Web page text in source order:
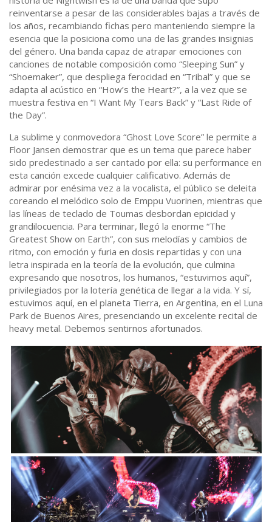
reinventarse a pesar de las considerables bajas a través de
los años, recambiando fichas pero manteniendo siempre la
esencia que la posiciona como una de las grandes insignias
del género. Una banda capaz de atrapar emociones con
canciones de notable composición como “Sleeping Sun” y
“Shoemaker”, que despliega ferocidad en “Tribal” y que se
adapta al acústico en “How’s the Heart?”, a la vez que se
muestra festiva en “I Want My Tears Back” y “Last Ride of
the Day”.
La sublime y conmovedora “Ghost Love Score” le permite a
Floor Jansen demostrar que es un tema que parece haber
sido predestinado a ser cantado por ella: su performance en
esta canción excede cualquier calificativo. Además de
admirar por enésima vez a la vocalista, el público se deleita
coreando el melódico solo de Emppu Vuorinen, mientras que
las líneas de teclado de Toumas desbordan epicidad y
grandilocuencia. Para terminar, llegó la enorme “The
Greatest Show on Earth”, con sus melodías y cambios de
ritmo, con emoción y furia en dosis repartidas y con una
letra inspirada en la teoría de la evolución, que culmina
expresando que nosotros, los humanos, “estuvimos aquí”,
privilegiados por la lotería genética de llegar a la vida. Y sí,
estuvimos aquí, en el planeta Tierra, en Argentina, en el Luna
Park de Buenos Aires, presenciando un excelente recital de
heavy metal. Debemos sentirnos afortunados.